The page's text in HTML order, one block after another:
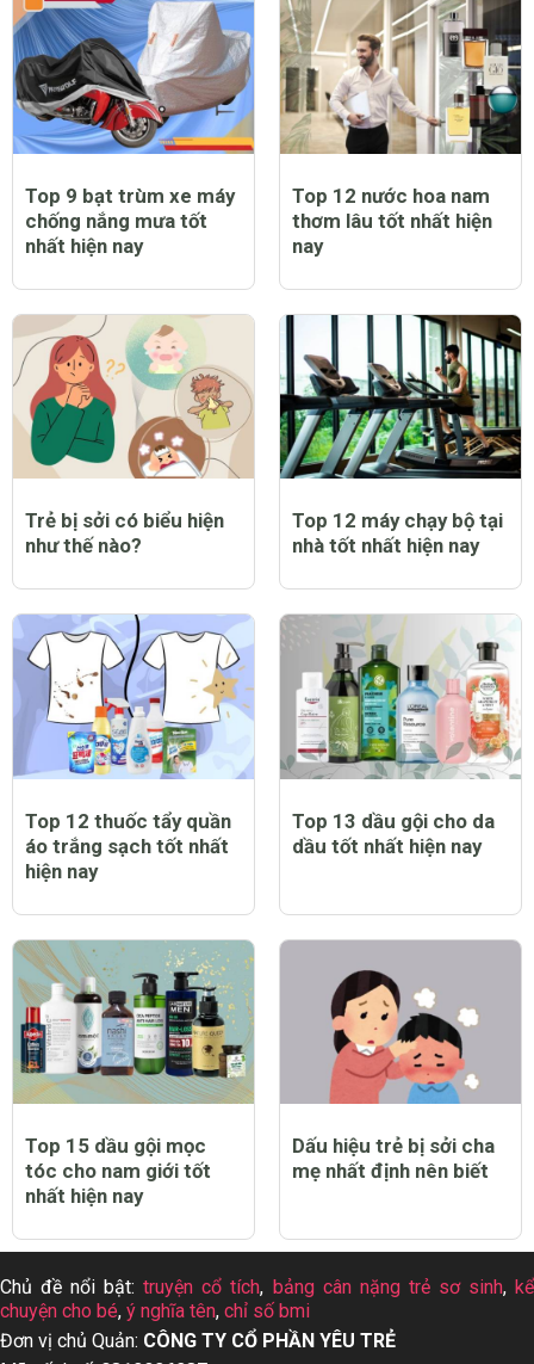
Top 9 bạt trùm xe máy
chống nắng mưa tốt
nhất hiện nay
Top 12 nước hoa nam
thơm lâu tốt nhất hiện
nay
Trẻ bị sởi có biểu hiện
như thế nào?
Top 12 máy chạy bộ tại
nhà tốt nhất hiện nay
Top 12 thuốc tẩy quần
áo trắng sạch tốt nhất
hiện nay
Top 13 dầu gội cho da
dầu tốt nhất hiện nay
Top 15 dầu gội mọc
tóc cho nam giới tốt
nhất hiện nay
Dấu hiệu trẻ bị sởi cha
mẹ nhất định nên biết
Chủ đề nổi bật:truyện cổ tích, bảng cân nặng trẻ sơ sinh,kể
chuyện cho bé, ý nghĩa tên, chỉ số bmi
Đơn vị chủ Quản: CÔNG TY CỔ PHẦN YÊU TRẺ